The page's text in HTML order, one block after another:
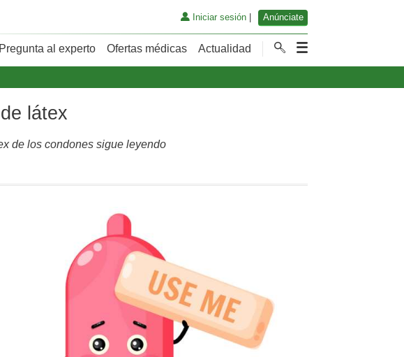
Iniciar sesión| Anúnciate
Pregunta al experto Ofertas médicas Actualidad
látex
de los condones sigue leyendo